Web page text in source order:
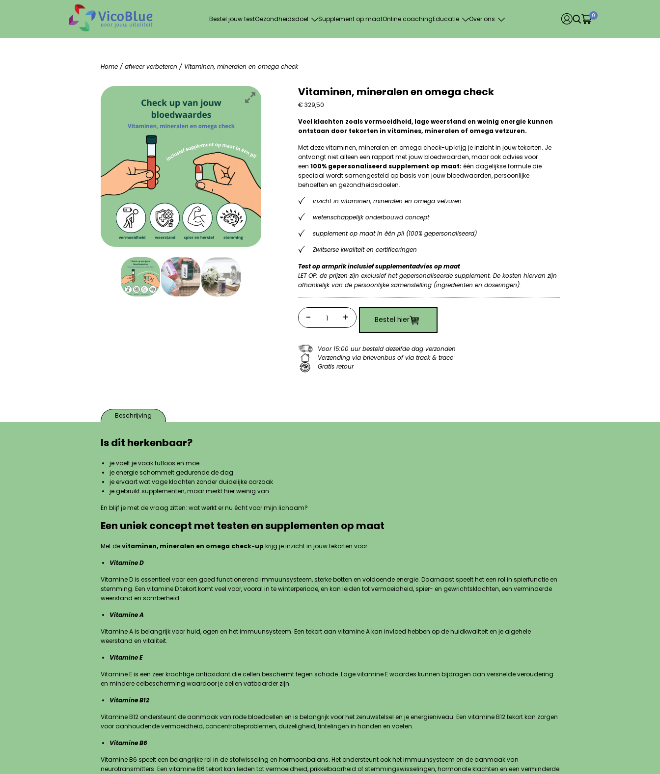
Bestel jouw testGezondheidsdoel Supplement op maatOnline coachingEducatie Over ons 0
Home/ afweer verbeteren / Vitaminen, mineralen en omega check
Vitaminen, mineralen en omega check
€ 329,50
Veel klachten zoals vermoeidheid, lage weerstand en weinig energie kunnen
ontstaan door tekorten in vitamines, mineralen of omega vetzuren.
Met deze vitaminen, mineralen en omega check-up krijg je inzicht in jouw tekorten. Je
ontvangt niet alleen een rapport met jouw bloedwaarden, maar ook advies voor
een 100% gepersonaliseerd supplement op maat: één dagelijkse formule die
speciaal wordt samengesteld op basis van jouw bloedwaarden, persoonlijke
behoeften en gezondheidsdoelen.
inzicht in vitaminen, mineralen en omega vetzuren
wetenschappelijk onderbouwd concept
supplement op maat in één pil (100% gepersonaliseerd)
Zwitserse kwaliteit en certificeringen
Test op armprik inclusief supplementadvies op maat
LET OP: de prijzen zijn exclusief het gepersonaliseerde supplement. De kosten hiervan zijn
afhankelijk van de persoonlijke samenstelling (ingrediënten en doseringen).
Quantity
- + Bestel hier
Voor 15:00 uur besteld dezelfde dag verzonden
Verzending via brievenbus of via track & trace
Gratis retour
Beschrijving
Is dit herkenbaar?
je voelt je vaak futloos en moe
je energie schommelt gedurende de dag
je ervaart wat vage klachten zonder duidelijke oorzaak
je gebruikt supplementen, maar merkt hier weinig van
En blijf je met de vraag zitten: wat werkt er nu écht voor mijn lichaam?
Een uniek concept met testen en supplementen op maat
Met devitaminen, mineralen en omega check-up krijg je inzicht in jouw tekorten voor:
Vitamine D
Vitamine D is essentieel voor een goed functionerend immuunsysteem, sterke botten en voldoende energie. Daarnaast speelt het een rol in spierfunctie en
stemming. Een vitamine D tekort komt veel voor, vooral in te winterperiode, en kan leiden tot vermoeidheid, spier- en gewrichtsklachten, een verminderde
weerstand en somberheid.
Vitamine A
Vitamine A is belangrijk voor huid, ogen en het immuunsysteem. Een tekort aan vitamine A kan invloed hebben op de huidkwaliteit en je algehele
weerstand en vitaliteit.
Vitamine E
Vitamine E is een zeer krachtige antioxidant die cellen beschermt tegen schade. Lage vitamine E waardes kunnen bijdragen aan versnelde veroudering
en mindere celbescherming waardoor je cellen vatbaarder zijn.
Vitamine B12
Vitamine B12 ondersteunt de aanmaak van rode bloedcellen en is belangrijk voor het zenuwstelsel en je energieniveau. Een vitamine B12 tekort kan zorgen
voor aanhoudende vermoeidheid, concentratieproblemen, duizeligheid, tintelingen in handen en voeten.
Vitamine B6
Vitamine B6 speelt een belangrijke rol in de stofwisseling en hormoonbalans. Het ondersteunt ook het immuunsysteem en de aanmaak van
neurotransmitters. Een vitamine B6 tekort kan leiden tot vermoeidheid, prikkelbaarheid of stemmingswisselingen, hormonale klachten en een verminderde